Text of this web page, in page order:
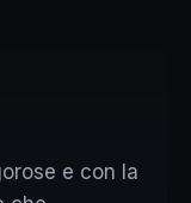
e con la